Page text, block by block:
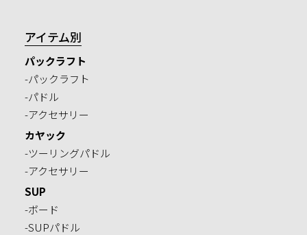
アイテム別
パックラフト
-パックラフト
-パドル
-アクセサリー
カヤック
-ツーリングパドル
-アクセサリー
SUP
-ボード
-SUPパドル